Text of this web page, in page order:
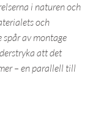
i naturen och
och
av montage
att det
– en parallell till